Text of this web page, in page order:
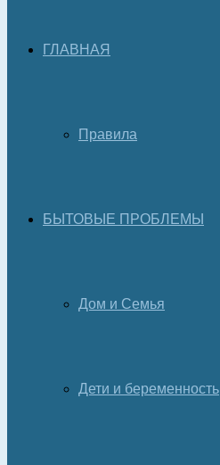
ГЛАВНАЯ
Правила
БЫТОВЫЕ ПРОБЛЕМЫ
Дом и Семья
Дети и беременность